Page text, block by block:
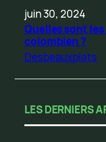
juin 30, 2024
Quelles sont
colombien ?
Desbeauxplats
LES DERNIERS